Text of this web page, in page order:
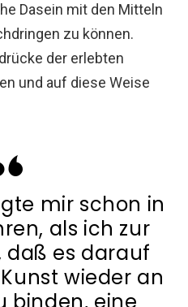
Dasein mit den Mitteln
zu können.
der erlebten
und auf diese Weise
mir schon in
als ich zur
daß es darauf
wieder an